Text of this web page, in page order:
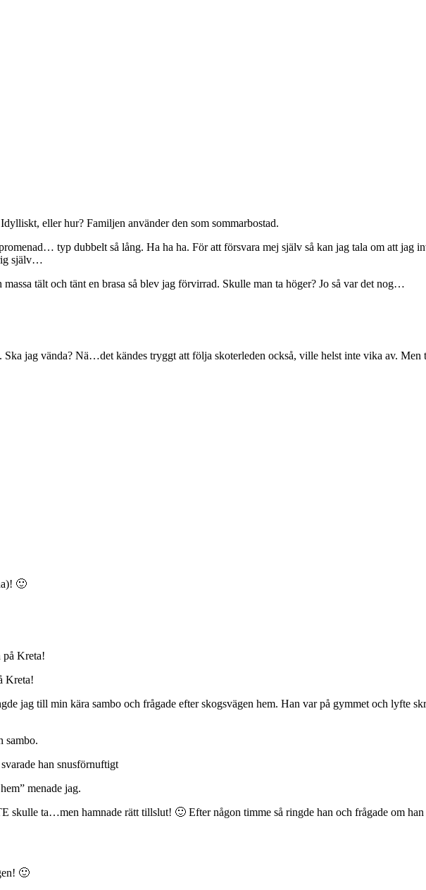
eller hur? Familjen använder den som sommarbostad.
typ dubbelt så lång. Ha ha ha. För att försvara mej själv så kan jag tala om att jag
själv…
tält och tänt en brasa så blev jag förvirrad. Skulle man ta höger? Jo så var det nog…
jag vända? Nä…det kändes tryggt att följa skoterleden också, ville helst inte vika av. Men
🙂
Kreta!
jag till min kära sambo och frågade efter skogsvägen hem. Han var på gymmet och lyfte
sambo.
han snusförnuftigt
menade jag.
skulle ta…men hamnade rätt tillslut! 🙂 Efter någon timme så ringde han och frågade om
🙂